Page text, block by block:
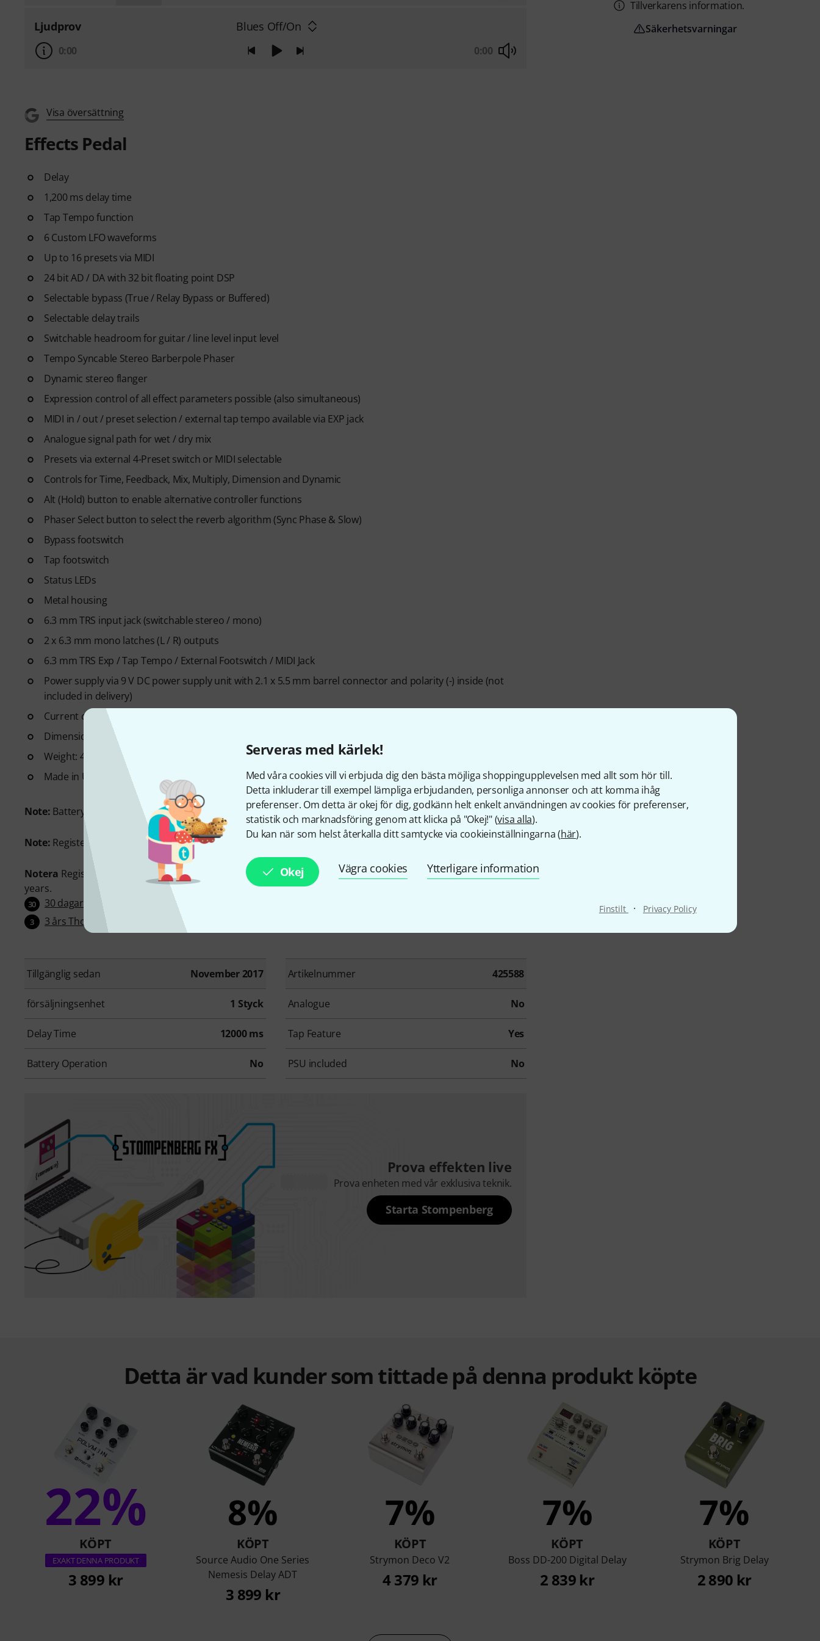
Serveras med kärlek!
Med våra cookies vill vi erbjuda dig den bästa möjliga shoppingupplevelsen med allt som hör till.
Detta inkluderar till exempel lämpliga erbjudanden, personliga annonser och att komma ihåg
preferenser. Om detta är okej för dig, godkänn helt enkelt användningen av cookies för preferenser,
statistik och marknadsföring genom att klicka på "Okej!" (visa alla).
Du kan när som helst återkalla ditt samtycke via cookieinställningarna (här).
Okej Vägra cookies Ytterligare information
Finstilt · Privacy Policy
Ljudprov Blues Off/On
0:00 0:00
Visa översättning
Effects Pedal
Delay
1,200 ms delay time
Tap Tempo function
6 Custom LFO waveforms
Up to 16 presets via MIDI
24 bit AD / DA with 32 bit floating point DSP
Selectable bypass (True / Relay Bypass or Buffered)
Selectable delay trails
Switchable headroom for guitar / line level input level
Tempo Syncable Stereo Barberpole Phaser
Dynamic stereo flanger
Expression control of all effect parameters possible (also simultaneous)
MIDI in / out / preset selection / external tap tempo available via EXP jack
Analogue signal path for wet / dry mix
Presets via external 4-Preset switch or MIDI selectable
Controls for Time, Feedback, Mix, Multiply, Dimension and Dynamic
Alt (Hold) button to enable alternative controller functions
Phaser Select button to select the reverb algorithm (Sync Phase & Slow)
Bypass footswitch
Tap footswitch
Status LEDs
Metal housing
6.3 mm TRS input jack (switchable stereo / mono)
2 x 6.3 mm mono latches (L / R) outputs
6.3 mm TRS Exp / Tap Tempo / External Footswitch / MIDI Jack
Power supply via 9 V DC power supply unit with 2.1 x 5.5 mm barrel connector and polarity (-) inside (not
included in delivery)
Current consumption: <150 mA
Dimensions (L x W x H): 115 x 107 x 67 mm
Weight: 410 g
Made in USA
Note: Battery operation is not supported.
Note: Register your product at www.w-distribution.de/Warranty and extend the warranty to 4 years.
Notera Register your purchase at shop.warwick.de/en/warranty-registration for an extended warranty of 4
years.
30 30 dagar öppet köp
3 3 års Thomann garanti
Tillgänglig sedan November 2017 Artikelnummer 425588
försäljningsenhet 1 Styck Analogue No
Delay Time 12000 ms Tap Feature Yes
Battery Operation No PSU included No
Prova effekten live
Prova enheten med vår exklusiva teknik.
Starta Stompenberg
Tillverkarens information.
Säkerhetsvarningar
Detta är vad kunder som tittade på denna produkt köpte
22%
KÖPT
EXAKT DENNA PRODUKT
3 899 kr
8%
KÖPT
Source Audio One Series
Nemesis Delay ADT
3 899 kr
7%
KÖPT
Strymon Deco V2
4 379 kr
7%
KÖPT
Boss DD-200 Digital Delay
2 839 kr
7%
KÖPT
Strymon Brig Delay
2 890 kr